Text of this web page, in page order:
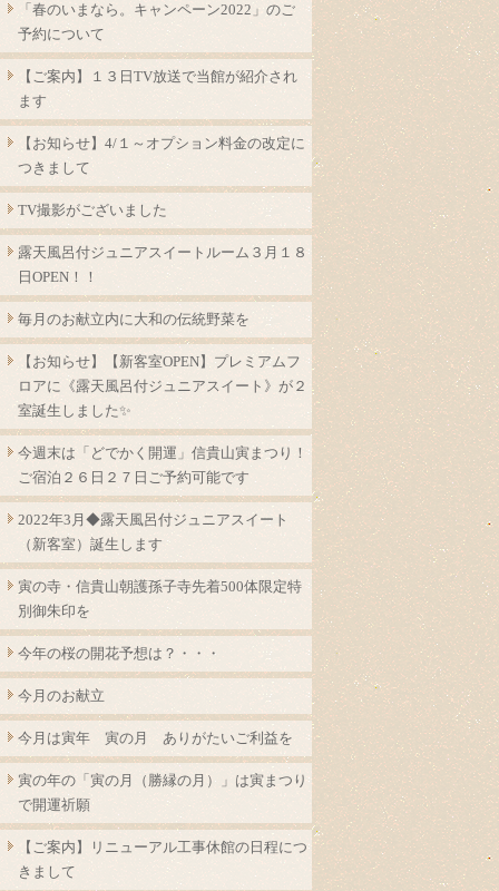
「春のいまなら。キャンペーン2022」のご
予約について
【ご案内】１３日TV放送で当館が紹介され
ます
【お知らせ】4/１～オプション料金の改定に
つきまして
TV撮影がございました
露天風呂付ジュニアスイートルーム３月１８
日OPEN！！
毎月のお献立内に大和の伝統野菜を
【お知らせ】【新客室OPEN】プレミアムフ
ロアに《露天風呂付ジュニアスイート》が２
室誕生しました✨
今週末は「どでかく開運」信貴山寅まつり！
ご宿泊２６日２７日ご予約可能です
2022年3月◆露天風呂付ジュニアスイート
（新客室）誕生します
寅の寺・信貴山朝護孫子寺先着500体限定特
別御朱印を
今年の桜の開花予想は？・・・
今月のお献立
今月は寅年 寅の月 ありがたいご利益を
寅の年の「寅の月（勝縁の月）」は寅まつり
で開運祈願
【ご案内】リニューアル工事休館の日程につ
きまして